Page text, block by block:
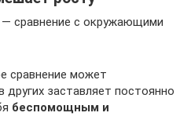
сравнение с окружающими
сравнение может
других заставляет постоянно
беспомощным и